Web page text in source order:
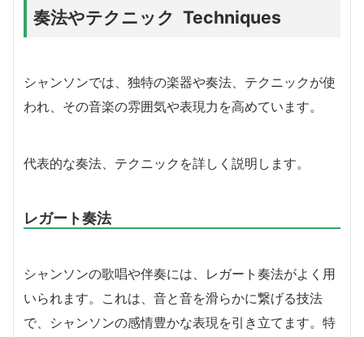
奏法やテクニック Techniques
シャンソンでは、独特の楽器や奏法、テクニックが使
われ、その音楽の雰囲気や表現力を高めています。
代表的な奏法、テクニックを詳しく説明します。
レガート奏法
シャンソンの歌唱や伴奏には、レガート奏法がよく用
いられます。これは、音と音を滑らかに繋げる技法
で、シャンソンの感情豊かな表現を引き立てます。特